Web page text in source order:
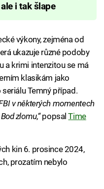
i tak šlape
výkony, zejména od
ukazuje různé podoby
a krimi intenzitou se má
klasikám jako
Temný případ.
v některých momentech
zlomu,“popsalTime
kin 6. prosince 2024,
prozatím nebylo